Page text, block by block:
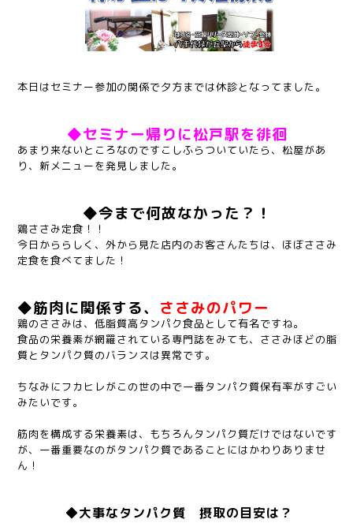
本日はセミナー参加の関係で夕方までは休診となってました。
◆セミナー帰りに松戸駅を徘徊
あまり来ないところなのですこしふらついていたら、松屋があ
り、新メニューを発見しました。
◆今まで何故なかった？！
鶏ささみ定食！！
今日かららしく、外から見た店内のお客さんたちは、ほぼささみ
定食を食べてました！
◆筋肉に関係する、 ささみのパワー
鶏のささみは、低脂質高タンパク食品として有名ですね。
食品の栄養素が網羅されている専門誌をみても、ささみほどの脂
質とタンパク質のバランスは異常です。
ちなみにフカヒレがこの世の中で一番タンパク質保有率がすごい
みたいです。
筋肉を構成する栄養素は、もちろんタンパク質だけではないです
が、一番重要なのがタンパク質であることにはかわりありませ
ん！
◆大事なタンパク質 摂取の目安は？